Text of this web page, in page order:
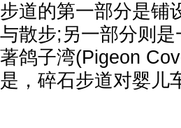
步道的第一部分是铺
与散步;另一部分则
著鸽子湾(Pigeon
是，碎石步道对婴儿